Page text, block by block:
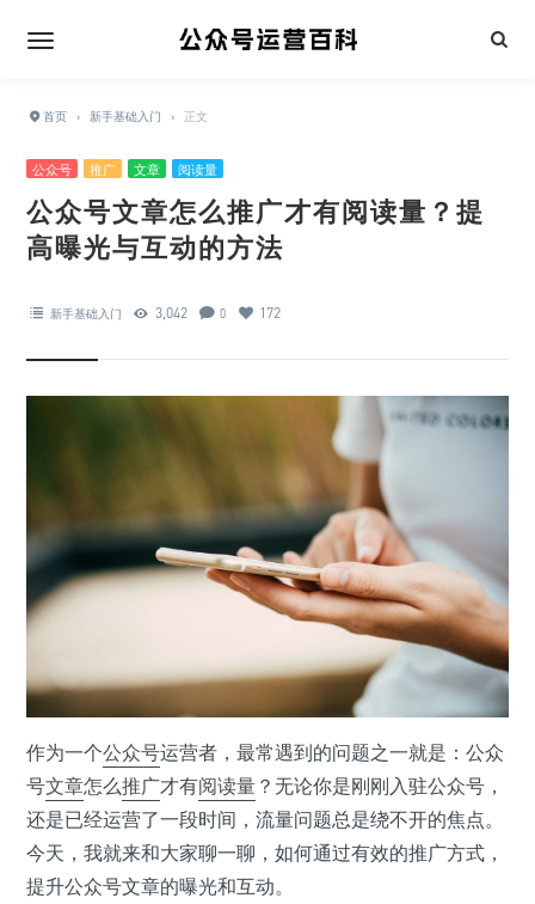
首页 › 新手基础入门 › 正文
公众号 推广 文章 阅读量
公众号文章怎么推广才有阅读量？提
高曝光与互动的方法
新手基础入门 3,042 0 172
作为一个公众号运营者，最常遇到的问题之一就是：公众
号文章怎么推广才有阅读量 ？无论你是刚刚入驻公众号，
还是已经运营了一段时间，流量问题总是绕不开的焦点。
今天，我就来和大家聊一聊，如何通过有效的推广方式，
提升公众号文章的曝光和互动。